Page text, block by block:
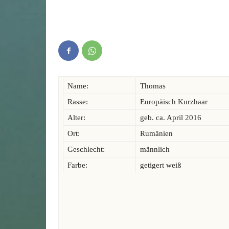
Name:
Thomas
Rasse:
Europäisch Kurzhaar
Alter:
geb. ca. April 2016
Ort:
Rumänien
Geschlecht:
männlich
Farbe:
getigert weiß